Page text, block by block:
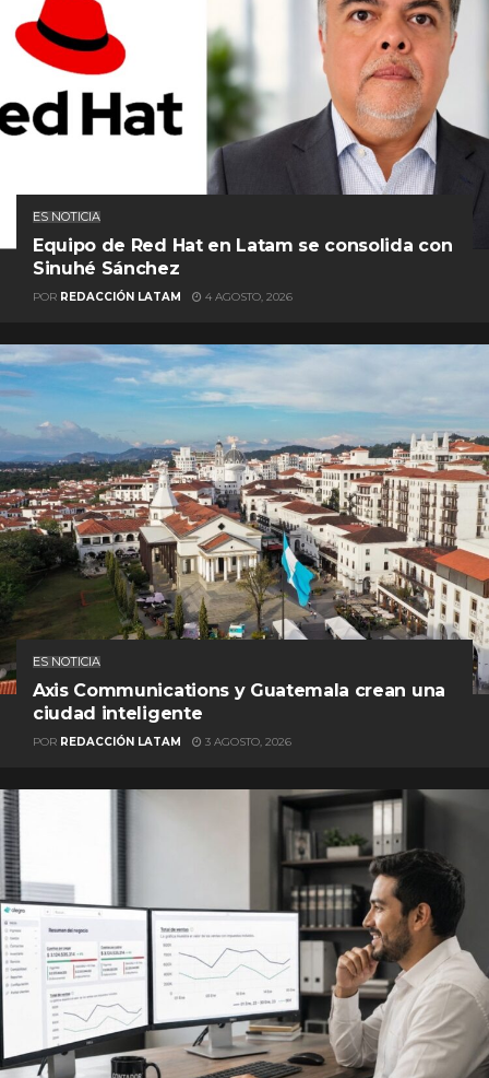
ES NOTICIA
Equipo de Red Hat en Latam se consolida con
Sinuhé Sánchez
POR REDACCIÓN LATAM 4 AGOSTO, 2026
ES NOTICIA
Axis Communications y Guatemala crean una
ciudad inteligente
POR REDACCIÓN LATAM 3 AGOSTO, 2026